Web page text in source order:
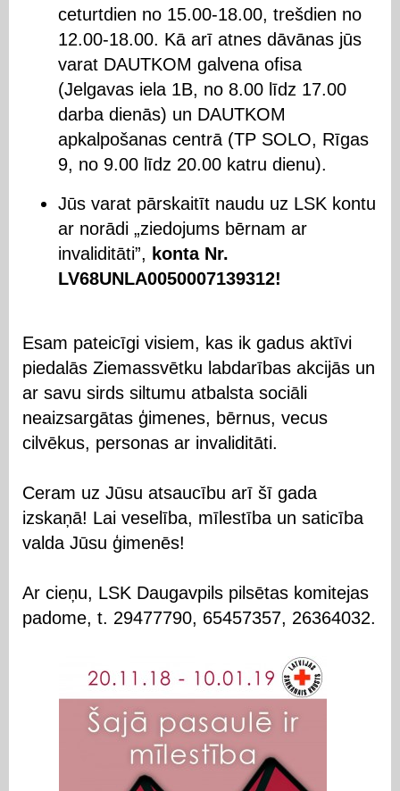
ceturtdien no 15.00-18.00, trešdien no
12.00-18.00. Kā arī atnes dāvānas jūs
varat DAUTKOM galvena ofisa
(Jelgavas iela 1B, no 8.00 līdz 17.00
darba dienās) un DAUTKOM
apkalpošanas centrā (TP SOLO, Rīgas
9, no 9.00 līdz 20.00 katru dienu).
Jūs varat pārskaitīt naudu uz LSK kontu
ar norādi „ziedojums bērnam ar
invaliditāti”, konta Nr.
LV68UNLA0050007139312!
Esam pateicīgi visiem, kas ik gadus aktīvi
piedalās Ziemassvētku labdarības akcijās un
ar savu sirds siltumu atbalsta sociāli
neaizsargātas ģimenes, bērnus, vecus
cilvēkus, personas ar invaliditāti.
Ceram uz Jūsu atsaucību arī šī gada
izskaņā! Lai veselība, mīlestība un saticība
valda Jūsu ģimenēs!
Ar cieņu, LSK Daugavpils pilsētas komitejas
padome, t. 29477790, 65457357, 26364032.